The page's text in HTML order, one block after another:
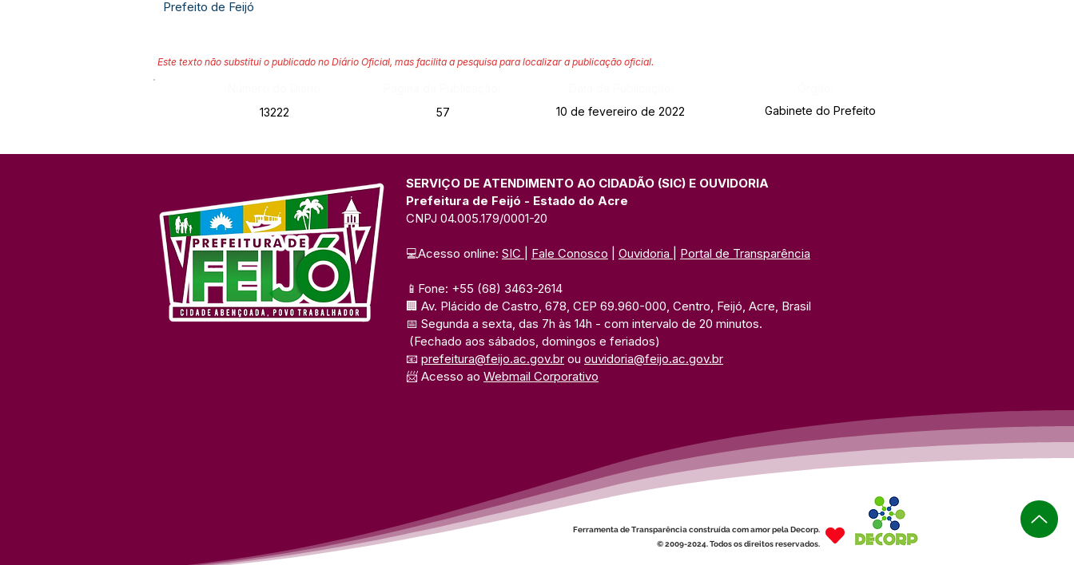
Prefeito de Feijó
Este texto não substitui o publicado no Diário Oficial, mas facilita a pesquisa para localizar a publicação oficial.
13222
57 10 de fevereiro de 2022 Gabinete do Prefeito
SERVIÇO DE ATENDIMENTO AO CIDADÃO (SIC) E OUVIDORIA
Prefeitura de Feijó - Estado do Acre
CNPJ 04.005.179/0001-20
💻Acesso online: SIC Fale Conosco Ouvidoria Portal de Transparência
📱Fone: +55 (68) 3463-2614
🏢 Av. Plácido de Castro, 678, CEP 69.960-000, Centro, Feijó, Acre, Brasil
📅 Segunda a sexta, das 7h às 14h - com intervalo de 20 minutos.
(Fechado aos sábados, domingos e feriados)
📧 prefeitura@feijo.ac.gov.br ou ouvidoria@feijo.ac.gov.br
📨 Acesso ao Webmail Corporativo
Ferramenta de Transparência construída com amor pela Decorp.
© 2009-2024. Todos os direitos reservados.